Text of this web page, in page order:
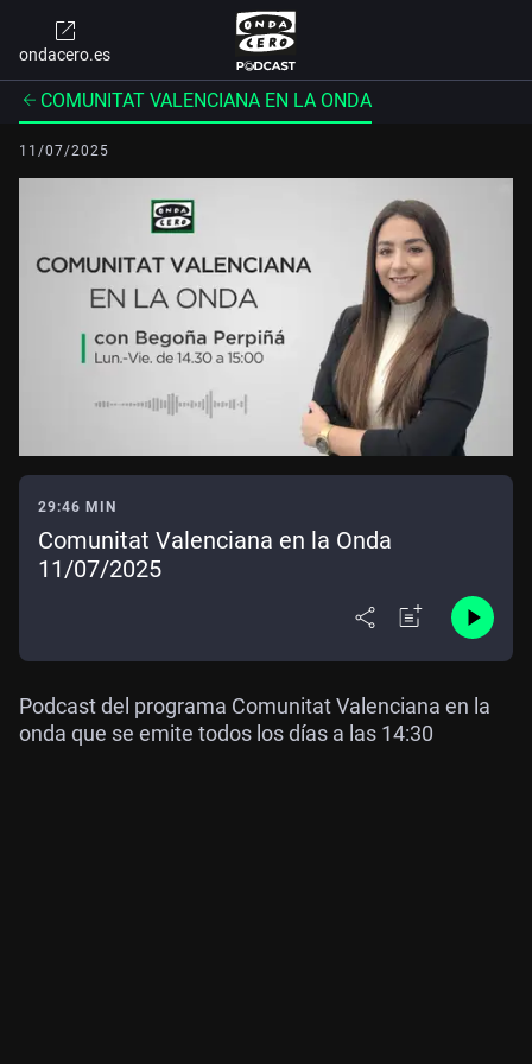
ondacero.es
COMUNITAT VALENCIANA EN LA ONDA
11/07/2025
29:46 MIN
Comunitat Valenciana en la Onda
11/07/2025
Podcast del programa Comunitat Valenciana en la
onda que se emite todos los días a las 14:30